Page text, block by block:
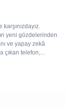
yeni gözdelerinden
ve yapay zekâ
çıkan telefon,...